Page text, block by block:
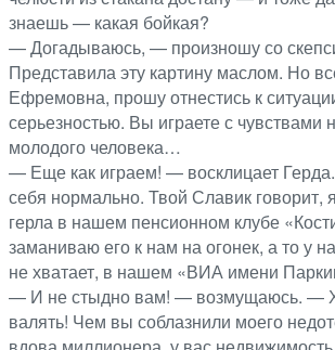
знаешь — какая бойкая?
— Догадываюсь, — произношу со
Представила эту картину маслом. Но
Ефремовна, прошу отнестись к
серьезностью. Вы играете с чувствами
молодого человека…
— Еще как играем! — восклицает
себя нормально. Твой Славик говорит,
герла в нашем пенсионном клубе
заманиваю его к нам на огонек, а то у
не хватает, в нашем «ВИА имени
— И не стыдно вам! — возмущаюсь. —
валять! Чем вы соблазнили моего